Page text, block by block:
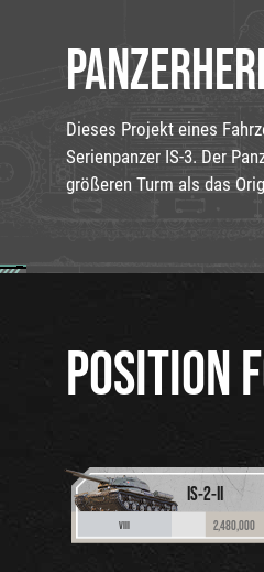
Dieses Projekt eines
Serienpanzer IS-3. Der
größeren Turm als das
POSITION
IS-2-II
VIII 2,480,000